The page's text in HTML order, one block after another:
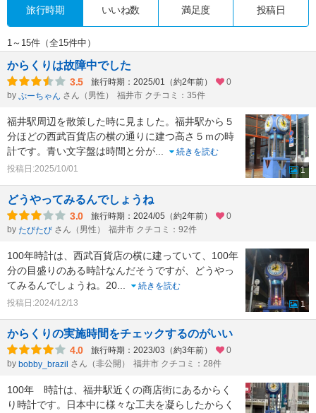
旅行時期 いいね数 満足度 投稿日
1～15件（全15件中）
からくりは故障中でした
3.5 旅行時期：2025/01（約2年前）
0
by ぷーちゃん さん（男性） 福井市 クチコミ：35件
福井駅周辺を散策した時に見ました。福井駅から５
分ほどの西武百貨店の横の通りに建つ高さ５ｍの時
計です。青い文字盤は時間と分が...
続きを読む
投稿日:2025/10/01
1
どうやってみるんでしょうね
3.0 旅行時期：2024/05（約2年前）
0
by たびたび さん（男性） 福井市 クチコミ：92件
100年時計は、西武百貨店の横に建っていて、100年
分の目盛りのある時計なんだそうですが、どうやっ
てみるんでしょうね。20...
続きを読む
投稿日:2024/12/13
1
からくりの実施時間をチェックするのがいい
4.0 旅行時期：2023/03（約3年前）
0
by bobby_brazil さん（非公開） 福井市 クチコミ：28件
100年 時計は、福井駅近くの商店街にあるからく
り時計です。日本中に様々な工夫を凝らしたからく